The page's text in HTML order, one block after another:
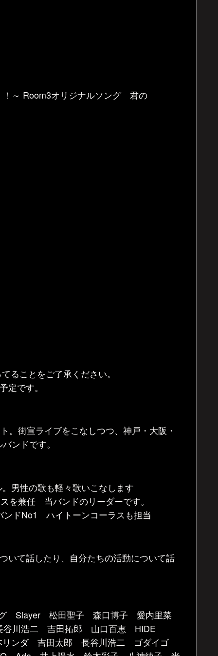
～ Room3オリジナルソング 君の
ることをご了承ください。
定です。
。街宣ライブをこなしつつ、神戸・大阪・
ンドです。
男性の歌も軽々歌いこなします
を兼任 当バンドのリーダーです。
ドNo1 ハイトーンコーラスも担当
いて話したり、自分たちの活動について話
Slayer 松田聖子 森口博子 愛内里菜
谷川浩二 吉田拓郎 山口百恵 HIDE
ンダ 吉田太郎 長谷川浩二 ゴダイゴ